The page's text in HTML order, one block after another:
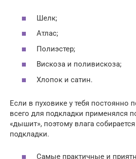
Шелк;
Атлас;
Полиэстер;
Вискоза и поливискоза;
Хлопок и сатин.
Если в пуховике у тебя постоянно
всего для подкладки применялся
«дышит», поэтому влага
подкладки.
Самые практичные и